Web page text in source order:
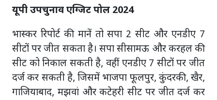
यूपी उपचुनाव एग्जिट पोल 2024
भास्कर रिपोर्ट की मानें तो सपा 2 सीट और एनडीए 7
सीटों पर जीत सकता है। सपा सीसामऊ और करहल की
सीट को निकाल सकती है, वहीं एनडीए 7 सीटों पर जीत
दर्ज कर सकती है, जिसमें भाजपा फूलपुर, कुंदरकी, खैर,
गाजियाबाद, मझवां और कटेहरी सीट पर जीत दर्ज कर